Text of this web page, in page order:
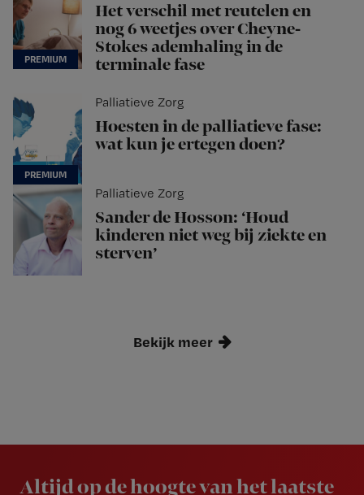
Het verschil met reutelen en
nog 6 weetjes over Cheyne-
Stokes ademhaling in de
terminale fase
Palliatieve Zorg
Hoesten in de palliatieve fase:
wat kun je ertegen doen?
Palliatieve Zorg
Sander de Hosson: ‘Houd
kinderen niet weg bij ziekte en
sterven’
Bekijk meer
Altijd op de hoogte van het laatste